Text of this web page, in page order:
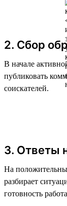
2. Сбор
В начале
публиковать
соискателей.
3. Ответы
На
разбирает
готовность